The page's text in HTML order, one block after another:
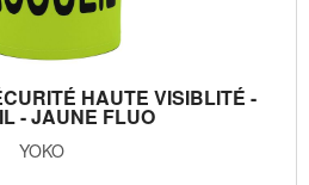
HAUTE VISIBLITÉ -
- JAUNE FLUO
YOKO